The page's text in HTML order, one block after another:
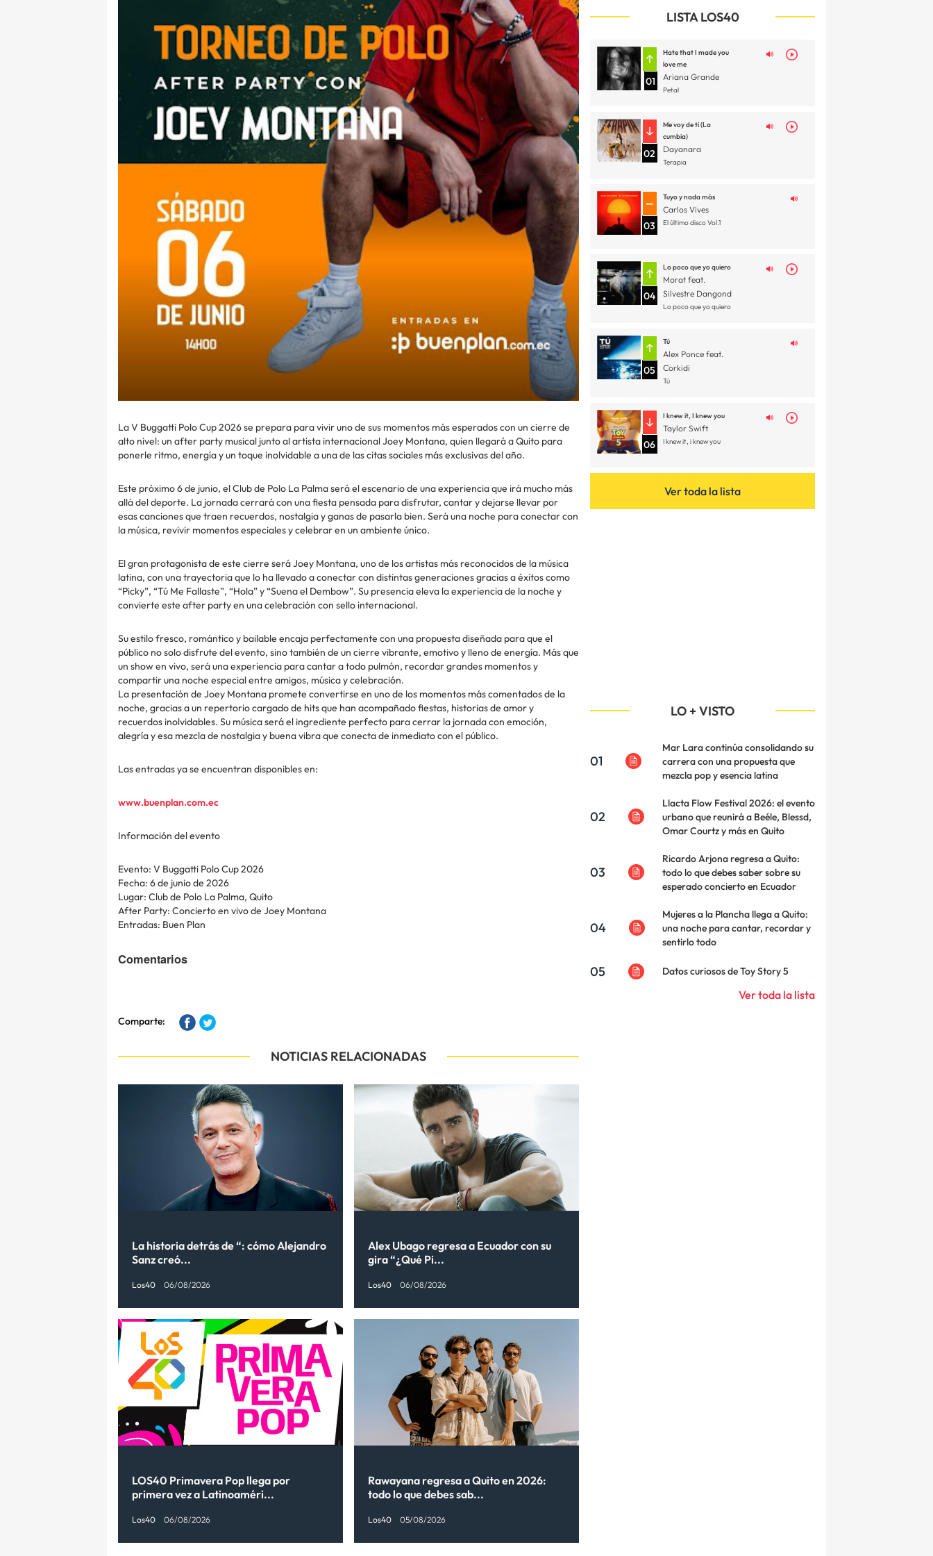
La V Buggatti Polo Cup 2026 se prepara para vivir uno de sus momentos más esperados con un cierre de
alto nivel: un after party musical junto al artista internacional Joey Montana, quien llegará a Quito para
ponerle ritmo, energía y un toque inolvidable a una de las citas sociales más exclusivas del año.
Este próximo 6 de junio, el Club de Polo La Palma será el escenario de una experiencia que irá mucho más
allá del deporte. La jornada cerrará con una fiesta pensada para disfrutar, cantar y dejarse llevar por
esas canciones que traen recuerdos, nostalgia y ganas de pasarla bien. Será una noche para conectar con
la música, revivir momentos especiales y celebrar en un ambiente único.
El gran protagonista de este cierre será Joey Montana, uno de los artistas más reconocidos de la música
latina, con una trayectoria que lo ha llevado a conectar con distintas generaciones gracias a éxitos como
“Picky”, “Tú Me Fallaste”, “Hola” y “Suena el Dembow”. Su presencia eleva la experiencia de la noche y
convierte este after party en una celebración con sello internacional.
Su estilo fresco, romántico y bailable encaja perfectamente con una propuesta diseñada para que el
público no solo disfrute del evento, sino también de un cierre vibrante, emotivo y lleno de energía. Más que
un show en vivo, será una experiencia para cantar a todo pulmón, recordar grandes momentos y
compartir una noche especial entre amigos, música y celebración.
La presentación de Joey Montana promete convertirse en uno de los momentos más comentados de la
noche, gracias a un repertorio cargado de hits que han acompañado fiestas, historias de amor y
recuerdos inolvidables. Su música será el ingrediente perfecto para cerrar la jornada con emoción,
alegría y esa mezcla de nostalgia y buena vibra que conecta de inmediato con el público.
Las entradas ya se encuentran disponibles en:
www.buenplan.com.ec
Información del evento
Evento: V Buggatti Polo Cup 2026
Fecha: 6 de junio de 2026
Lugar: Club de Polo La Palma, Quito
After Party: Concierto en vivo de Joey Montana
Entradas: Buen Plan
Comentarios
Comparte:
NOTICIAS RELACIONADAS
La historia detrás de “: cómo Alejandro
Sanz creó...
Los40 06/08/2026
Alex Ubago regresa a Ecuador con su
gira “¿Qué Pi...
Los40 06/08/2026
LOS40 Primavera Pop llega por
primera vez a Latinoaméri...
Los40 06/08/2026
Rawayana regresa a Quito en 2026:
todo lo que debes sab...
Los40 05/08/2026
LISTA LOS40
01
Hate that I made you
love me
Ariana Grande
Petal
02
Me voy de ti (La
cumbia)
Dayanara
Terapia
03
Tuyo y nada más
Carlos Vives
El último disco Vol.1
04
Lo poco que yo quiero
Morat feat.
Silvestre Dangond
Lo poco que yo quiero
05
Tú
Alex Ponce feat.
Corkidi
Tú
06
I knew it, I knew you
Taylor Swift
I knew it, i knew you
Ver toda la lista
LO + VISTO
01
Mar Lara continúa consolidando su
carrera con una propuesta que
mezcla pop y esencia latina
02
Llacta Flow Festival 2026: el evento
urbano que reunirá a Beéle, Blessd,
Omar Courtz y más en Quito
03
Ricardo Arjona regresa a Quito:
todo lo que debes saber sobre su
esperado concierto en Ecuador
04
Mujeres a la Plancha llega a Quito:
una noche para cantar, recordar y
sentirlo todo
05 Datos curiosos de Toy Story 5
Ver toda la lista